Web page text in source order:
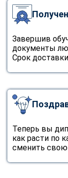
Завершив
документы
Срок
Теперь вы
как расти по
сменить свою